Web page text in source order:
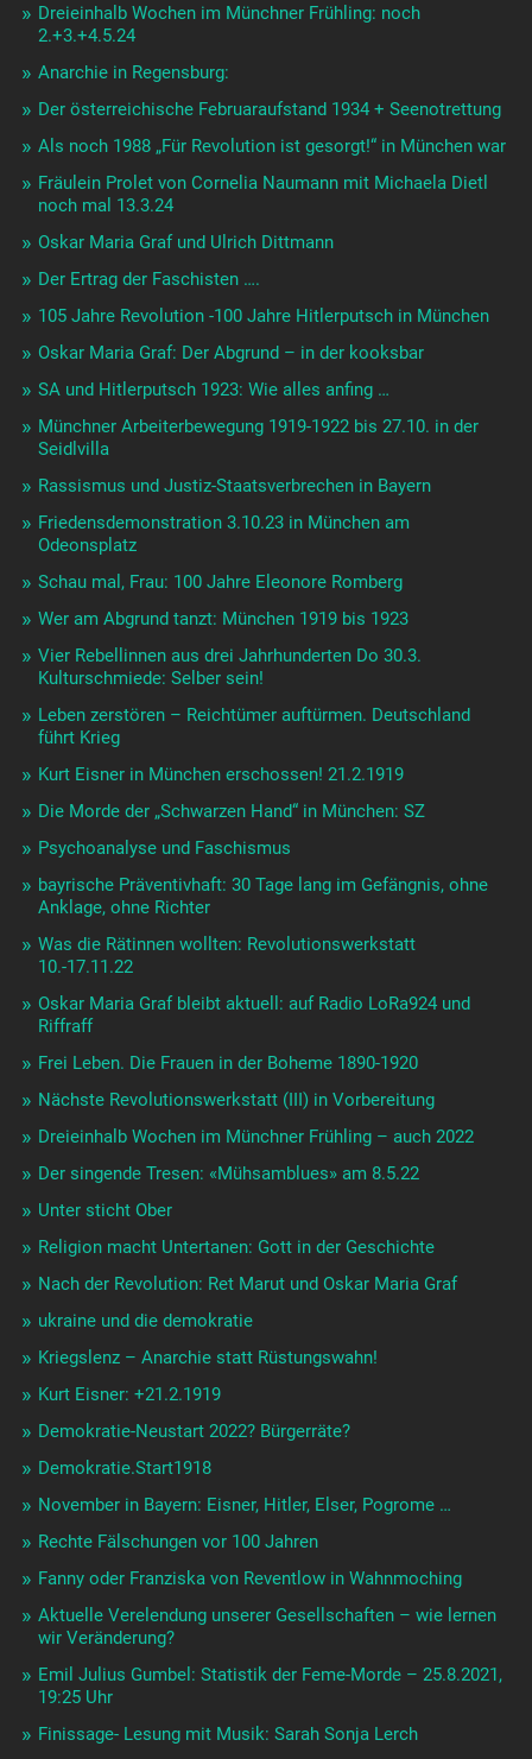
Dreieinhalb Wochen im Münchner Frühling: noch
2.+3.+4.5.24
Anarchie in Regensburg:
Der österreichische Februaraufstand 1934 + Seenotrettung
Als noch 1988 „Für Revolution ist gesorgt!“ in München war
Fräulein Prolet von Cornelia Naumann mit Michaela Dietl
noch mal 13.3.24
Oskar Maria Graf und Ulrich Dittmann
Der Ertrag der Faschisten ….
105 Jahre Revolution -100 Jahre Hitlerputsch in München
Oskar Maria Graf: Der Abgrund – in der kooksbar
SA und Hitlerputsch 1923: Wie alles anfing …
Münchner Arbeiterbewegung 1919-1922 bis 27.10. in der
Seidlvilla
Rassismus und Justiz-Staatsverbrechen in Bayern
Friedensdemonstration 3.10.23 in München am
Odeonsplatz
Schau mal, Frau: 100 Jahre Eleonore Romberg
Wer am Abgrund tanzt: München 1919 bis 1923
Vier Rebellinnen aus drei Jahrhunderten Do 30.3.
Kulturschmiede: Selber sein!
Leben zerstören – Reichtümer auftürmen. Deutschland
führt Krieg
Kurt Eisner in München erschossen! 21.2.1919
Die Morde der „Schwarzen Hand“ in München: SZ
Psychoanalyse und Faschismus
bayrische Präventivhaft: 30 Tage lang im Gefängnis, ohne
Anklage, ohne Richter
Was die Rätinnen wollten: Revolutionswerkstatt
10.-17.11.22
Oskar Maria Graf bleibt aktuell: auf Radio LoRa924 und
Riffraff
Frei Leben. Die Frauen in der Boheme 1890-1920
Nächste Revolutionswerkstatt (III) in Vorbereitung
Dreieinhalb Wochen im Münchner Frühling – auch 2022
Der singende Tresen: «Mühsamblues» am 8.5.22
Unter sticht Ober
Religion macht Untertanen: Gott in der Geschichte
Nach der Revolution: Ret Marut und Oskar Maria Graf
ukraine und die demokratie
Kriegslenz – Anarchie statt Rüstungswahn!
Kurt Eisner: +21.2.1919
Demokratie-Neustart 2022? Bürgerräte?
Demokratie.Start1918
November in Bayern: Eisner, Hitler, Elser, Pogrome …
Rechte Fälschungen vor 100 Jahren
Fanny oder Franziska von Reventlow in Wahnmoching
Aktuelle Verelendung unserer Gesellschaften – wie lernen
wir Veränderung?
Emil Julius Gumbel: Statistik der Feme-Morde – 25.8.2021,
19:25 Uhr
Finissage- Lesung mit Musik: Sarah Sonja Lerch